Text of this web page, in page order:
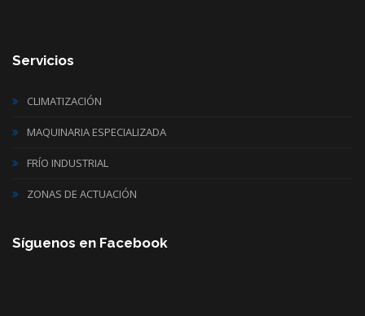
Servicios
CLIMATIZACIÓN
MAQUINARIA ESPECIALIZADA
FRÍO INDUSTRIAL
ZONAS DE ACTUACIÓN
Síguenos en Facebook